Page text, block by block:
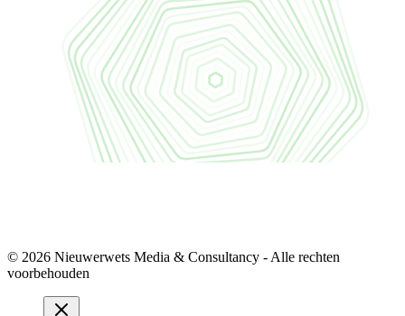
© 2026 Nieuwerwets Media & Consultancy - Alle rechten
voorbehouden